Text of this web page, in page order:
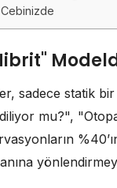
sadece statik
mu?",